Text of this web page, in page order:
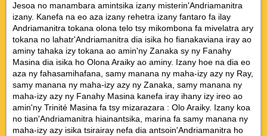
Jesoa no manambara amintsika izany misterin'Andriamanitra
izany. Kanefa na eo aza izany rehetra izany fantaro fa ilay
Andriamanitra tokana olona telo tsy mikombona fa mivelatra ary
tokana no lahatr'Andriamanitra dia isika ho fianakaviana iray ao
aminy tahaka izy tokana ao amin'ny Zanaka sy ny Fanahy
Masina dia isika ho Olona Araiky ao aminy. Izany hoe na dia eo
aza ny fahasamihafana, samy manana ny maha-izy azy ny Ray,
samy manana ny maha-izy azy ny Zanaka, samy manana ny
maha-izy azy ny Fanahy Masina kanefa iray ihany izy ireo ao
amin'ny Trinité Masina fa tsy mizarazara : Olo Araiky. Izany koa
no tian'Andriamanitra hiainantsika, marina fa samy manana ny
maha-izy azy isika tsirairay nefa dia antsoin'Andriamanitra ho